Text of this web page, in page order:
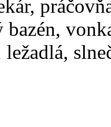
bazén,
ležadlá,